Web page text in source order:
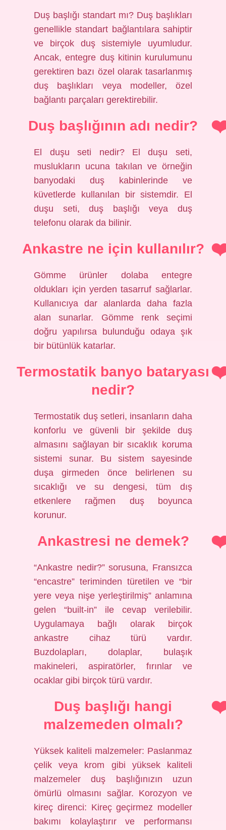
Duş başlığı standart mı? Duş başlıkları
genellikle standart bağlantılara sahiptir
ve birçok duş sistemiyle uyumludur.
Ancak, entegre duş kitinin kurulumunu
gerektiren bazı özel olarak tasarlanmış
duş başlıkları veya modeller, özel
bağlantı parçaları gerektirebilir.
Duş başlığının adı nedir?
El duşu seti nedir? El duşu seti,
muslukların ucuna takılan ve örneğin
banyodaki duş kabinlerinde ve
küvetlerde kullanılan bir sistemdir. El
duşu seti, duş başlığı veya duş
telefonu olarak da bilinir.
Ankastre ne için kullanılır?
Gömme ürünler dolaba entegre
oldukları için yerden tasarruf sağlarlar.
Kullanıcıya dar alanlarda daha fazla
alan sunarlar. Gömme renk seçimi
doğru yapılırsa bulunduğu odaya şık
bir bütünlük katarlar.
Termostatik banyo bataryası
nedir?
Termostatik duş setleri, insanların daha
konforlu ve güvenli bir şekilde duş
almasını sağlayan bir sıcaklık koruma
sistemi sunar. Bu sistem sayesinde
duşa girmeden önce belirlenen su
sıcaklığı ve su dengesi, tüm dış
etkenlere rağmen duş boyunca
korunur.
Ankastresi ne demek?
“Ankastre nedir?” sorusuna, Fransızca
“encastre” teriminden türetilen ve “bir
yere veya nişe yerleştirilmiş” anlamına
gelen “built-in” ile cevap verilebilir.
Uygulamaya bağlı olarak birçok
ankastre cihaz türü vardır.
Buzdolapları, dolaplar, bulaşık
makineleri, aspiratörler, fırınlar ve
ocaklar gibi birçok türü vardır.
Duş başlığı hangi
malzemeden olmalı?
Yüksek kaliteli malzemeler: Paslanmaz
çelik veya krom gibi yüksek kaliteli
malzemeler duş başlığınızın uzun
ömürlü olmasını sağlar. Korozyon ve
kireç direnci: Kireç geçirmez modeller
bakımı kolaylaştırır ve performansı